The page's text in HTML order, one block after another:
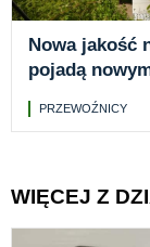
Nowa jakość
pojadą
PRZEWOŹNICY
WIĘCEJ Z